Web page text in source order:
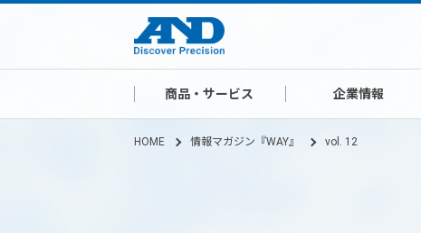
商品・サービス 企業情報
HOME 情報マガジン『WAY』 vol. 12